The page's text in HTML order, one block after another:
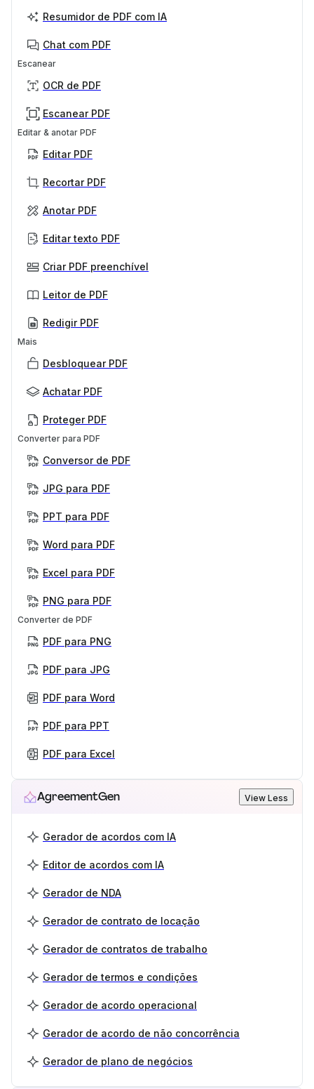
Resumidor de PDF com IA
Chat com PDF
Escanear
OCR de PDF
Escanear PDF
Editar & anotar PDF
Editar PDF
Recortar PDF
Anotar PDF
Editar texto PDF
Criar PDF preenchível
Leitor de PDF
Redigir PDF
Mais
Desbloquear PDF
Achatar PDF
Proteger PDF
Converter para PDF
Conversor de PDF
JPG para PDF
PPT para PDF
Word para PDF
Excel para PDF
PNG para PDF
Converter de PDF
PDF para PNG
PDF para JPG
PDF para Word
PDF para PPT
PDF para Excel
AgreementGen View Less
Gerador de acordos com IA
Editor de acordos com IA
Gerador de NDA
Gerador de contrato de locação
Gerador de contratos de trabalho
Gerador de termos e condições
Gerador de acordo operacional
Gerador de acordo de não concorrência
Gerador de plano de negócios